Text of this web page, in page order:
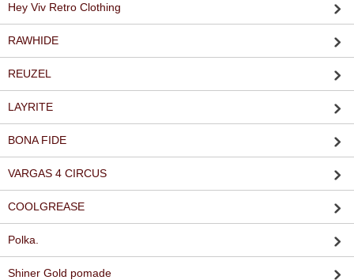
Hey Viv Retro Clothing
RAWHIDE
REUZEL
LAYRITE
BONA FIDE
VARGAS 4 CIRCUS
COOLGREASE
Polka.
Shiner Gold pomade